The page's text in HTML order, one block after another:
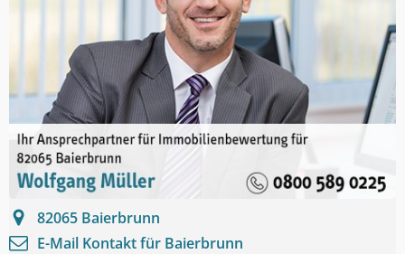
82065 Baierbrunn
E-Mail Kontakt für Baierbrunn